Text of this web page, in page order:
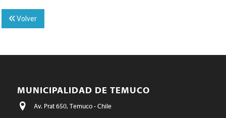
Volver
MUNICIPALIDAD DE TEMUCO
Av. Prat 650, Temuco - Chile